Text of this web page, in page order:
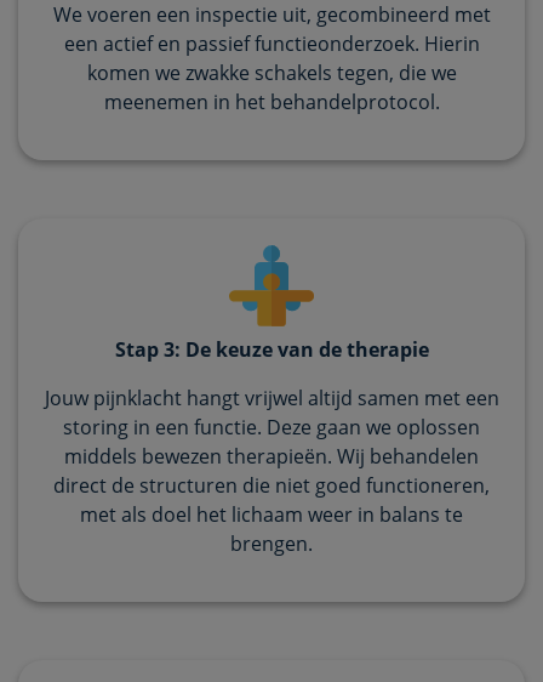
We voeren een inspectie uit, gecombineerd met
een actief en passief functieonderzoek. Hierin
komen we zwakke schakels tegen, die we
meenemen in het behandelprotocol.
Stap 3: De keuze van de therapie
Jouw pijnklacht hangt vrijwel altijd samen met een
storing in een functie. Deze gaan we oplossen
middels bewezen therapieën. Wij behandelen
direct de structuren die niet goed functioneren,
met als doel het lichaam weer in balans te
brengen.